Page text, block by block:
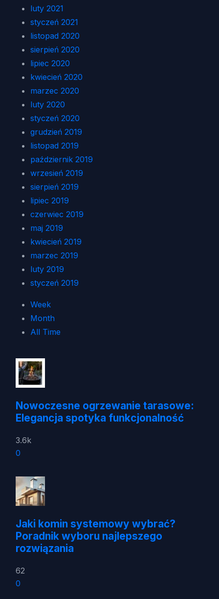
luty 2021
styczeń 2021
listopad 2020
sierpień 2020
lipiec 2020
kwiecień 2020
marzec 2020
luty 2020
styczeń 2020
grudzień 2019
listopad 2019
październik 2019
wrzesień 2019
sierpień 2019
lipiec 2019
czerwiec 2019
maj 2019
kwiecień 2019
marzec 2019
luty 2019
styczeń 2019
Week
Month
All Time
Nowoczesne ogrzewanie tarasowe:
Elegancja spotyka funkcjonalność
3.6k
0
Jaki komin systemowy wybrać?
Poradnik wyboru najlepszego
rozwiązania
62
0